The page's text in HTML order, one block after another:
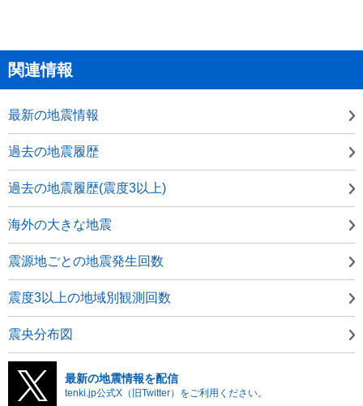
関連情報
最新の地震情報
過去の地震履歴
過去の地震履歴(震度3以上)
海外の大きな地震
震源地ごとの地震発生回数
震度3以上の地域別観測回数
震央分布図
最新の地震情報を配信
tenki.jp公式X（旧Twitter）をご利用ください。